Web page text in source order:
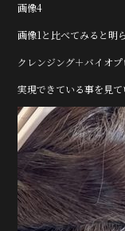
画像4
画像1と比べてみると明
クレンジング＋バイオ
実現できている事を見て